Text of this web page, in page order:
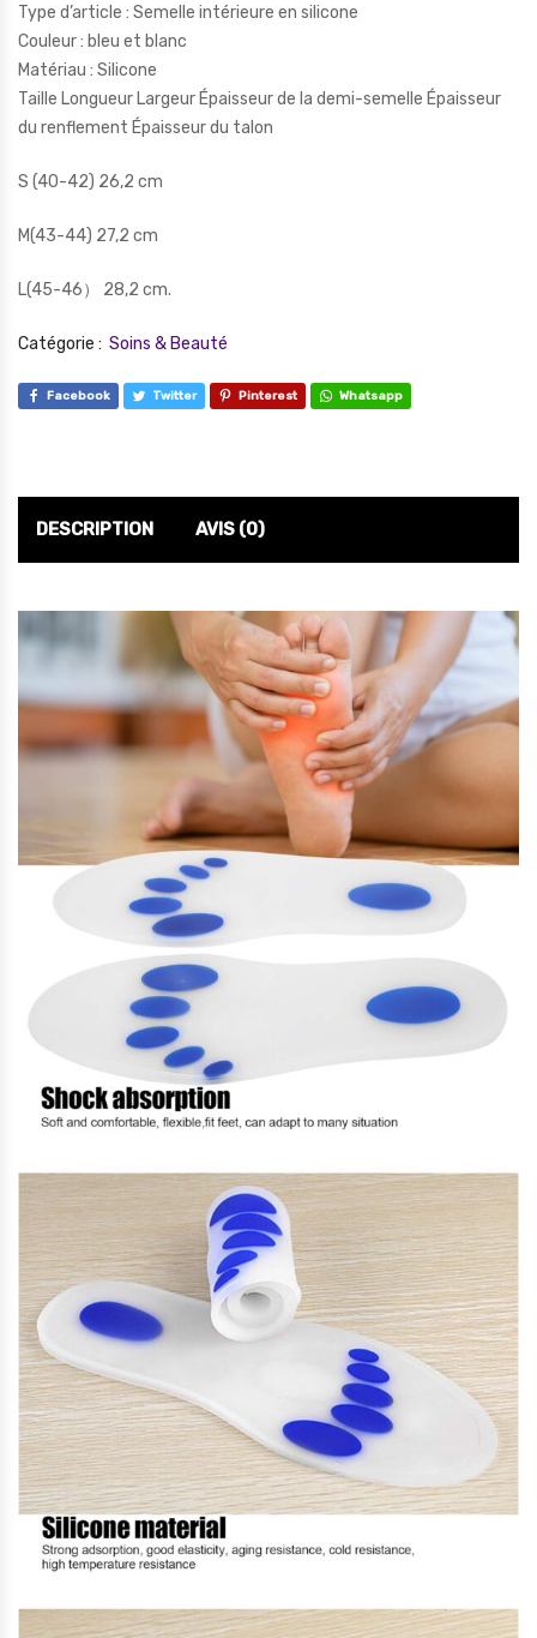
Type d’article : Semelle intérieure en silicone
Couleur : bleu et blanc
Matériau : Silicone
Taille Longueur Largeur Épaisseur de la demi-semelle Épaisseur
du renflement Épaisseur du talon
S (40-42) 26,2 cm
M(43-44) 27,2 cm
L(45-46） 28,2 cm.
Catégorie : Soins & Beauté
Facebook Twitter Pinterest Whatsapp
DESCRIPTION AVIS (0)